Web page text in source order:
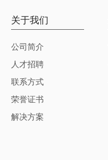
关于我们
公司简介
人才招聘
联系方式
荣誉证书
解决方案